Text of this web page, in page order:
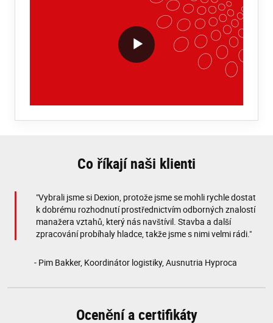
VideoWithLightboxBlock
Co říkají naši klienti
"Vybrali jsme si Dexion, protože jsme se mohli rychle dostat
k dobrému rozhodnutí prostřednictvím odborných znalostí
manažera vztahů, který nás navštívil. Stavba a další
zpracování probíhaly hladce, takže jsme s nimi velmi rádi."
- Pim Bakker, Koordinátor logistiky, Ausnutria Hyproca
Ocenění a certifikáty